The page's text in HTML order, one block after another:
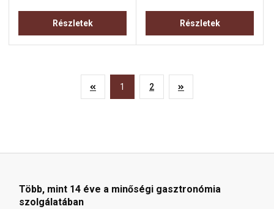
Részletek Részletek
1 2
Több, mint 14 éve a minőségi gasztronómia
szolgálatában